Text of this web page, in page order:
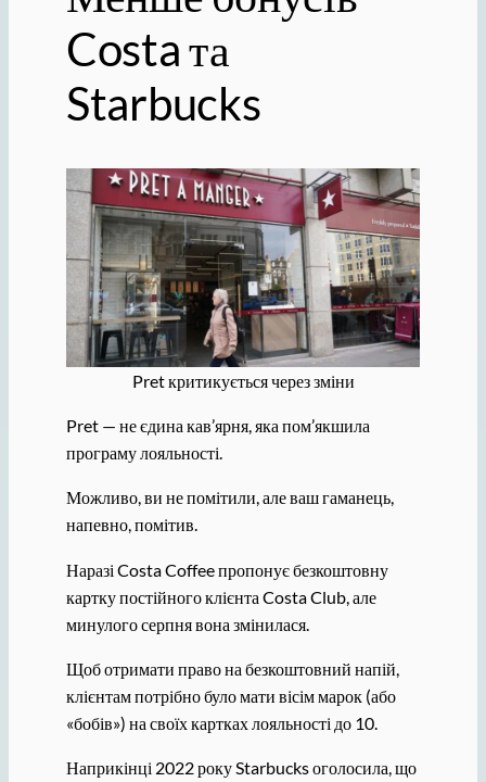
Costa та
Starbucks
Pret критикується через зміни
Pret — не єдина кав’ярня, яка пом’якшила
програму лояльності.
Можливо, ви не помітили, але ваш гаманець,
напевно, помітив.
Наразі Costa Coffee пропонує безкоштовну
картку постійного клієнта Costa Club, але
минулого серпня вона змінилася.
Щоб отримати право на безкоштовний напій,
клієнтам потрібно було мати вісім марок (або
«бобів») на своїх картках лояльності до 10.
Наприкінці 2022 року Starbucks оголосила, що